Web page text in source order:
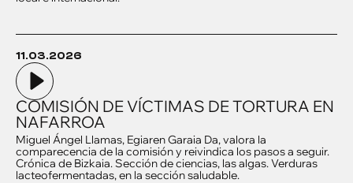
11.03.2026
COMISIÓN DE VÍCTIMAS DE TORTURA EN
NAFARROA
Miguel Ángel Llamas, Egiaren Garaia Da, valora la
comparecencia de la comisión y reivindica los pasos a seguir.
Crónica de Bizkaia. Sección de ciencias, las algas. Verduras
lacteofermentadas, en la sección saludable.